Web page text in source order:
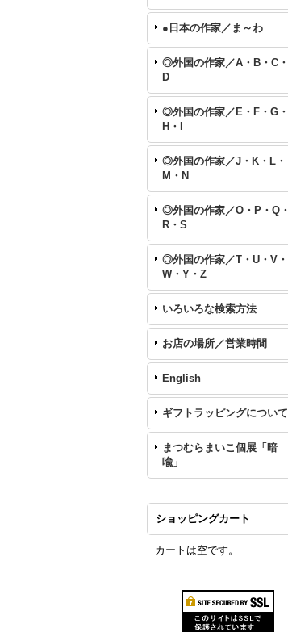
●日本の作家／ま～わ
◎外国の作家／A・B・C・
D
◎外国の作家／E・F・G・
H・I
◎外国の作家／J・K・L・
M・N
◎外国の作家／O・P・Q・
R・S
◎外国の作家／T・U・V・
W・Y・Z
いろいろな検索方法
お店の場所／営業時間
English
ギフトラッピングについて
まつむらまいこ個展「暗
喩」
ショッピングカート
カートは空です。